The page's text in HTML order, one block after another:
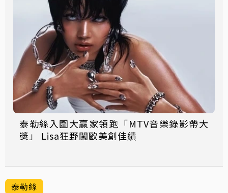
泰勒絲入圍大贏家領跑「MTV音樂錄影帶大
獎」 Lisa狂野闖歐美創佳績
泰勒絲